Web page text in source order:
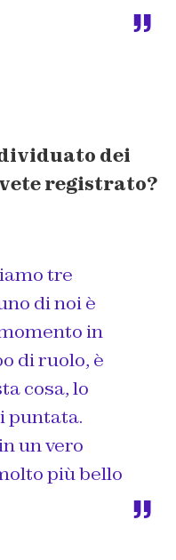
dei
registrato?
tre
di noi è
in
di ruolo, è
cosa, lo
puntata.
un vero
più bello